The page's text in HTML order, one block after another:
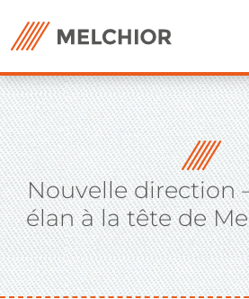
Nouvelle direction
élan à la tête de